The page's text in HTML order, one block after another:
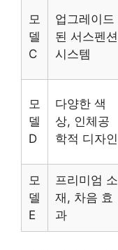
모
델
C
업그레이드
된 서스펜션
시스템
모
델
D
다양한 색
상, 인체공
학적 디자인
모
델
E
프리미엄 소
재, 차음 효
과